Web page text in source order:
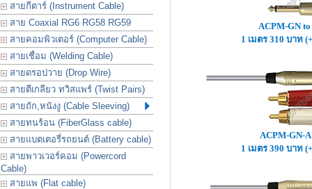
สายกีตาร์ (Instrument Cable)
สาย Coaxial RG6 RG58 RG59
สายคอมพิวเตอร์ (Computer Cable)
สายเชื่อม (Welding Cable)
สายดรอปวาย (Drop Wire)
สายตีเกลียว ทวิสแพร์ (Twist Pairs)
สายถัก,หนังงู (Cable Sleeving)
สายทนร้อน (FiberGlass cable)
สายแบตเตอรี่รถยนต์ (Battery cable)
สายพาวเวอร์คอม (Powercord
Cable)
สายแพ (Flat cable)
ACPM-GN
1 เมตร 310 บาท
ACPM-GN-
1 เมตร 390 บาท